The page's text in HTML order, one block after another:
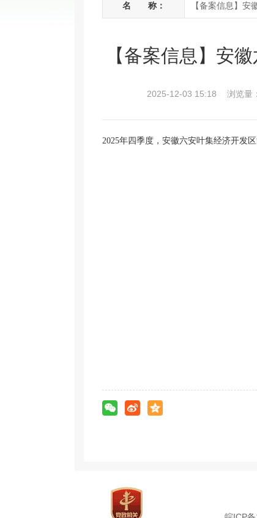
名 称： 【备案信息】
【备案信息】安
2025-12-03 15:18 浏览量：
2025年四季度，安徽六安叶集经济开发